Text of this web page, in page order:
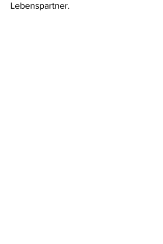
Lebenspartner.